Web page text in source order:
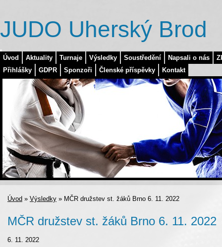
Úvod Aktuality Turnaje Výsledky Soustředění Napsali o nás
Přihlášky
GDPR Sponzoři Členské příspěvky Kontakt
JUDO Uherský Brod
Úvod » Výsledky » MČR družstev st. žáků Brno 6. 11. 2022
MČR družstev st. žáků Brno 6. 11. 2022
6. 11. 2022